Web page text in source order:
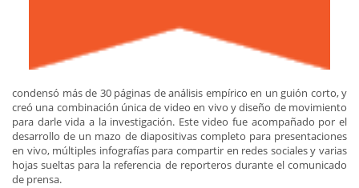
condensó más de 30 páginas de análisis empírico en un guión corto, y
creó una combinación única de video en vivo y diseño de movimiento
para darle vida a la investigación. Este video fue acompañado por el
desarrollo de un mazo de diapositivas completo para presentaciones
en vivo, múltiples infografías para compartir en redes sociales y varias
hojas sueltas para la referencia de reporteros durante el comunicado
de prensa.